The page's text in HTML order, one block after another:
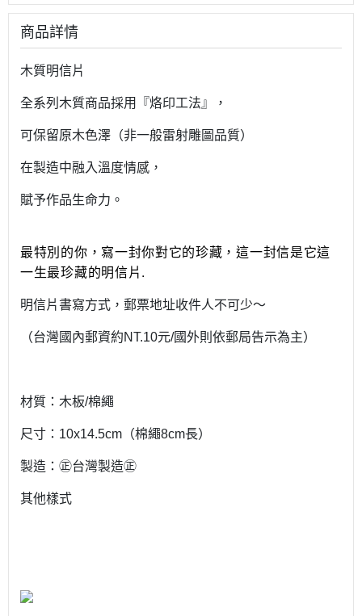
商品詳情
木質明信片
全系列木質商品採用『烙印工法』，
可保留原木色澤（非一般雷射雕圖品質）
在製造中融入溫度情感，
賦予作品生命力。
最特別的你，寫一封你對它的珍藏，這一封信是它這
一生最珍藏的明信片 .
明信片書寫方式，郵票地址收件人不可少～
（台灣國內郵資約NT.10元/國外則依郵局告示為主）
材質：木板/棉繩
尺寸：10x14.5cm（棉繩8cm長）
製造：㊣台灣製造㊣
其他樣式